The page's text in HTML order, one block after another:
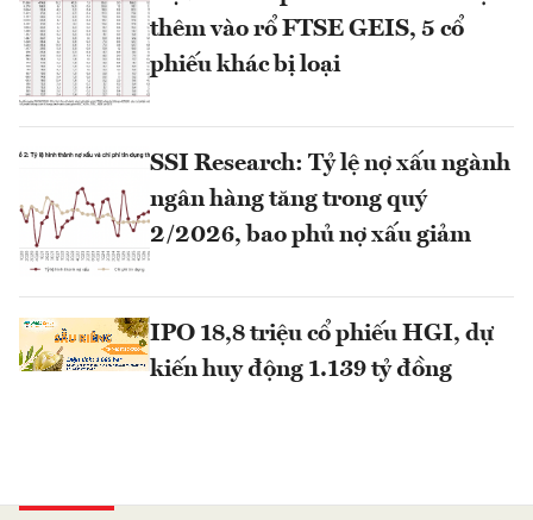
thêm vào rổ FTSE GEIS, 5 cổ
phiếu khác bị loại
SSI Research: Tỷ lệ nợ xấu ngành
ngân hàng tăng trong quý
2/2026, bao phủ nợ xấu giảm
IPO 18,8 triệu cổ phiếu HGI, dự
kiến huy động 1.139 tỷ đồng